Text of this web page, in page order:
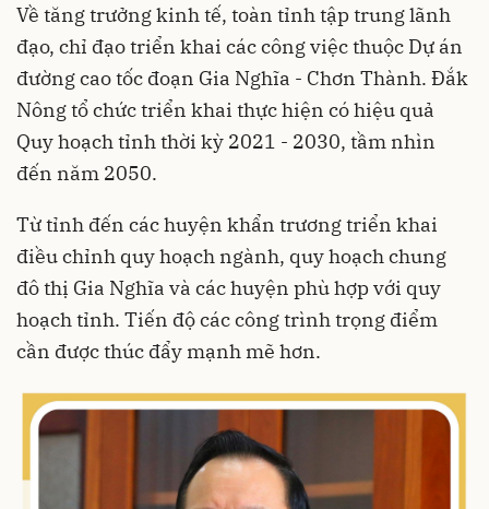
Về tăng trưởng kinh tế, toàn tỉnh tập trung lãnh
đạo, chỉ đạo triển khai các công việc thuộc Dự án
đường cao tốc đoạn Gia Nghĩa - Chơn Thành. Đắk
Nông tổ chức triển khai thực hiện có hiệu quả
Quy hoạch tỉnh thời kỳ 2021 - 2030, tầm nhìn
đến năm 2050.
Từ tỉnh đến các huyện khẩn trương triển khai
điều chỉnh quy hoạch ngành, quy hoạch chung
đô thị Gia Nghĩa và các huyện phù hợp với quy
hoạch tỉnh. Tiến độ các công trình trọng điểm
cần được thúc đẩy mạnh mẽ hơn.